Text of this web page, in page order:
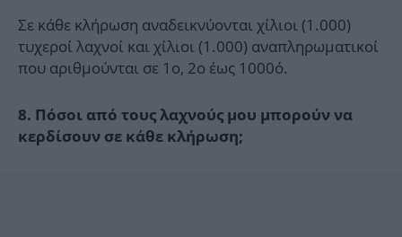
Σε κάθε κλήρωση αναδεικνύονται χίλιοι (1.000)
τυχεροί λαχνοί και χίλιοι (1.000) αναπληρωματικοί
που αριθμούνται σε 1ο, 2ο έως 1000ό.
8. Πόσοι από τους λαχνούς μου μπορούν να
κερδίσουν σε κάθε κλήρωση;